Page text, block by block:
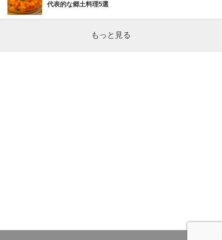
代表的な郷土料理5選
もっと見る